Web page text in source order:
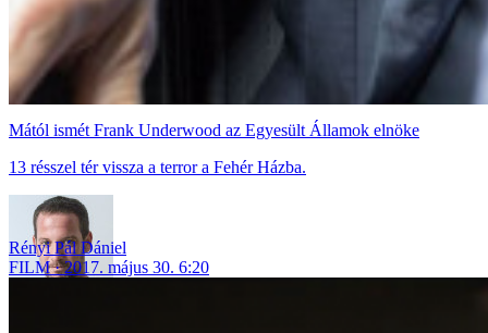
Mától ismét Frank Underwood az Egyesült Államok elnöke
13 résszel tér vissza a terror a Fehér Házba.
Rényi Pál Dániel
FILM
2017. május 30. 6:20